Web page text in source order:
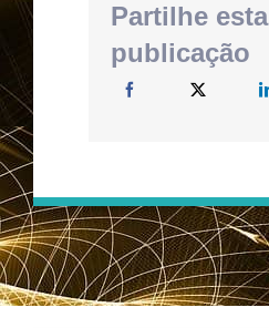
Partilhe esta
publicação